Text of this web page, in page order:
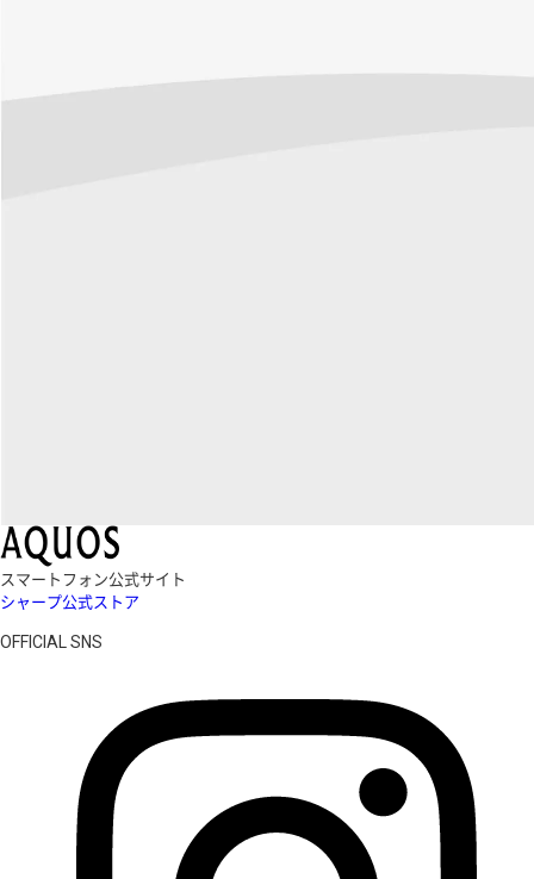
スマートフォン公式サイト
シャープ公式ストア
OFFICIAL SNS